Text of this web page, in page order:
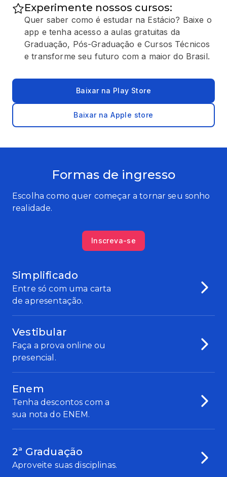
Experimente nossos cursos:
Quer saber como é estudar na Estácio? Baixe o
app e tenha acesso a aulas gratuitas da
Graduação, Pós-Graduação e Cursos Técnicos
e transforme seu futuro com a maior do Brasil.
Baixar na Apple store
Baixar na Play Store
Formas de ingresso
Escolha como quer começar a tornar seu sonho
realidade.
Inscreva-se
Simplificado
Entre só com uma carta
de apresentação.
Vestibular
Faça a prova online ou
presencial.
Enem
Tenha descontos com a
sua nota do ENEM.
2ª Graduação
Aproveite suas disciplinas.